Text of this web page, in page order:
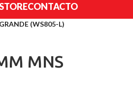
CONTACTO
(WS805-L)
MNS